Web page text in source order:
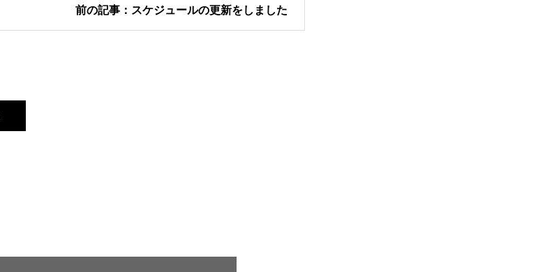
前の記事：スケジュールの更新をしました